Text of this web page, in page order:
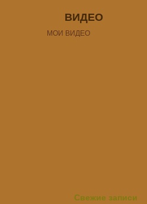
ВИДЕО
МОИ ВИДЕО
Свежие записи